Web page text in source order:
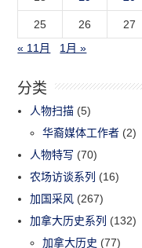
25 26 27
« 11月
1月 »
分类
人物扫描 (5)
华裔媒体工作者 (2)
人物特写 (70)
农场访谈系列 (16)
加国采风 (267)
加拿大历史系列 (132)
加拿大历史 (77)